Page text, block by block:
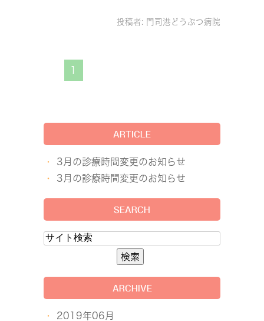
投稿者: 門司港どうぶつ病院
ARTICLE
3月の診療時間変更のお知らせ
3月の診療時間変更のお知らせ
SEARCH
ARCHIVE
2019年06月